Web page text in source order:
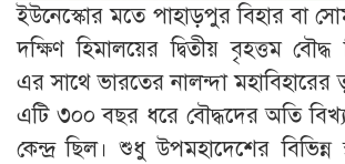
ইউনেস্কোর মতে পাহাড়পুর বিহার বা
দক্ষিণ হিমালয়ের দ্বিতীয় বৃহত্তম
এর সাথে ভারতের নালন্দা মহাবিহারের
এটি ৩০০ বছর ধরে বৌদ্ধদের অতি
কেন্দ্র ছিল। শুধু উপমহাদেশের বিভিন্ন